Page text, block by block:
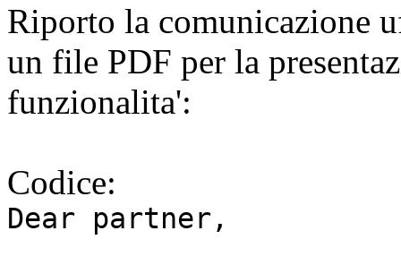
Riporto la comunicazione
un file PDF per la
funzionalita':
Codice:
Dear partner,